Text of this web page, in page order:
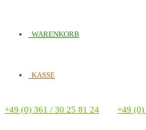
WARENKORB
KASSE
+49 (0) 361 / 30 25 81 24 +49